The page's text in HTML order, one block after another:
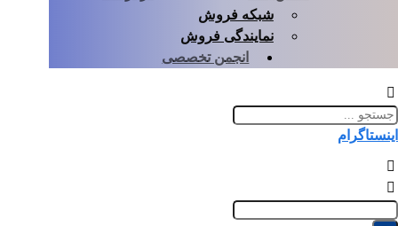
شبکه فروش
نمایندگی فروش
انجمن تخصصی
اینستاگرام